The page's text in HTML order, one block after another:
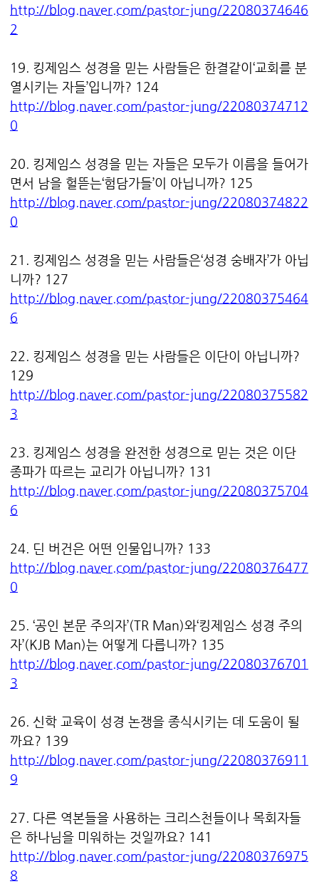
http://blog.naver.com/pastor-jung/22080374646
2
19. 킹제임스 성경을 믿는 사람들은 한결같이‘교회를 분
열시키는 자들’입니까? 124
http://blog.naver.com/pastor-jung/22080374712
0
20. 킹제임스 성경을 믿는 자들은 모두가 이름을 들어가
면서 남을 헐뜯는‘험담가들’이 아닙니까? 125
http://blog.naver.com/pastor-jung/22080374822
0
21. 킹제임스 성경을 믿는 사람들은‘성경 숭배자’가 아닙
니까? 127
http://blog.naver.com/pastor-jung/22080375464
6
22. 킹제임스 성경을 믿는 사람들은 이단이 아닙니까?
129
http://blog.naver.com/pastor-jung/22080375582
3
23. 킹제임스 성경을 완전한 성경으로 믿는 것은 이단
종파가 따르는 교리가 아닙니까? 131
http://blog.naver.com/pastor-jung/22080375704
6
24. 딘 버건은 어떤 인물입니까? 133
http://blog.naver.com/pastor-jung/22080376477
0
25. ‘공인 본문 주의자’(TR Man)와‘킹제임스 성경 주의
자’(KJB Man)는 어떻게 다릅니까? 135
http://blog.naver.com/pastor-jung/22080376701
3
26. 신학 교육이 성경 논쟁을 종식시키는 데 도움이 될
까요? 139
http://blog.naver.com/pastor-jung/22080376911
9
27. 다른 역본들을 사용하는 크리스천들이나 목회자들
은 하나님을 미워하는 것일까요? 141
http://blog.naver.com/pastor-jung/22080376975
8